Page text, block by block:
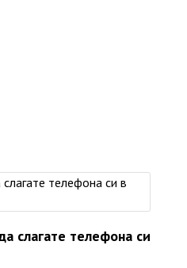
слагате телефона си